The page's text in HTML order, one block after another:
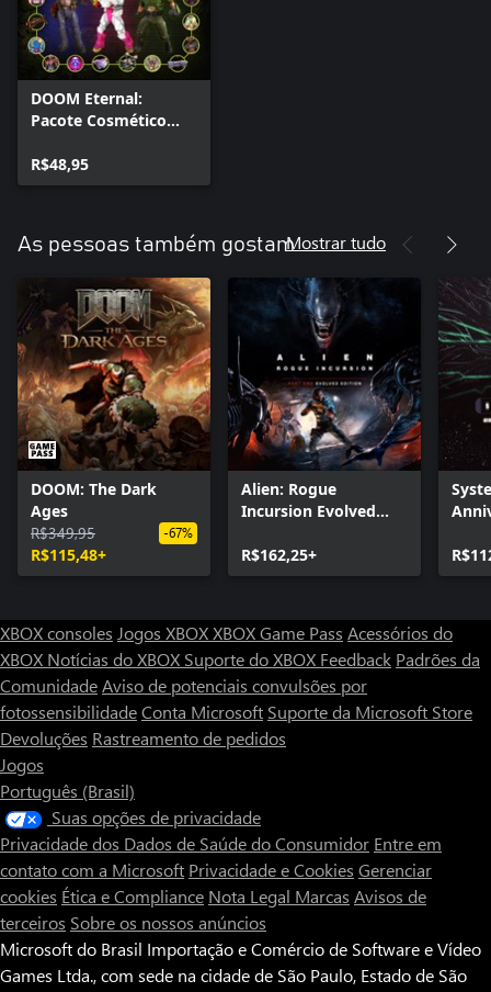
DOOM Eternal:
Pacote Cosmético
R$48,95
As pessoas também gostamMostrar tudo
DOOM: The Dark
Ages
R$349,95
R$115,48+
-67%
Alien: Rogue
Incursion Evolved
R$162,25+
XBOX consoles Jogos XBOXXBOX Game Pass Acessórios do
XBOX Notícias do XBOX Suporte do XBOX Feedback Padrões da
ComunidadeAviso de potenciais convulsões por
fotossensibilidadeConta Microsoft Suporte da Microsoft Store
Devoluções Rastreamento de pedidos
Jogos
Português (Brasil)
Suas opções de privacidade
Privacidade dos Dados de Saúde do Consumidor Entre em
contato com a Microsoft Privacidade e Cookies Gerenciar
cookies Ética e Compliance Nota Legal Marcas Avisos de
terceiros Sobre os nossos anúncios
Microsoft do Brasil Importação e Comércio de Software e Vídeo
Games Ltda., com sede na cidade de São Paulo, Estado de São